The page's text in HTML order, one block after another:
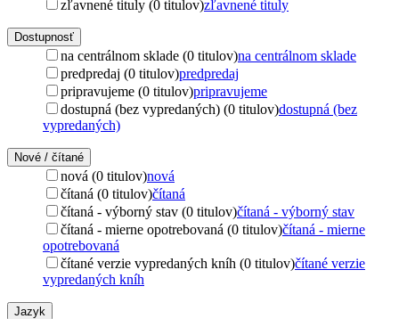
zľavnené tituly (0 titulov)zľavnené tituly
Dostupnosť
na centrálnom sklade (0 titulov)na centrálnom sklade
predpredaj (0 titulov)predpredaj
pripravujeme (0 titulov)pripravujeme
dostupná (bez vypredaných) (0 titulov)dostupná (bez
vypredaných)
Nové / čítané
nová (0 titulov)nová
čítaná (0 titulov)čítaná
čítaná - výborný stav (0 titulov)čítaná - výborný stav
čítaná - mierne opotrebovaná (0 titulov)čítaná - mierne
opotrebovaná
čítané verzie vypredaných kníh (0 titulov)čítané verzie
vypredaných kníh
Jazyk